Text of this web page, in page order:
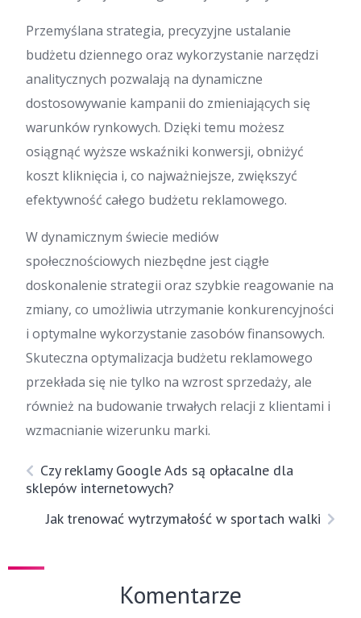
Przemyślana strategia, precyzyjne ustalanie
budżetu dziennego oraz wykorzystanie narzędzi
analitycznych pozwalają na dynamiczne
dostosowywanie kampanii do zmieniających się
warunków rynkowych. Dzięki temu możesz
osiągnąć wyższe wskaźniki konwersji, obniżyć
koszt kliknięcia i, co najważniejsze, zwiększyć
efektywność całego budżetu reklamowego.
W dynamicznym świecie mediów
społecznościowych niezbędne jest ciągłe
doskonalenie strategii oraz szybkie reagowanie na
zmiany, co umożliwia utrzymanie konkurencyjności
i optymalne wykorzystanie zasobów finansowych.
Skuteczna optymalizacja budżetu reklamowego
przekłada się nie tylko na wzrost sprzedaży, ale
również na budowanie trwałych relacji z klientami i
wzmacnianie wizerunku marki.
Czy reklamy Google Ads są opłacalne dla
sklepów internetowych?
Jak trenować wytrzymałość w sportach walki
Komentarze